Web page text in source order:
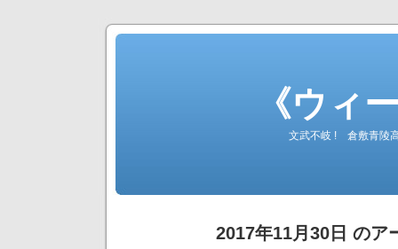
《ウィ
文武不岐 ! 倉敷青陵
2017年11月30日 のア